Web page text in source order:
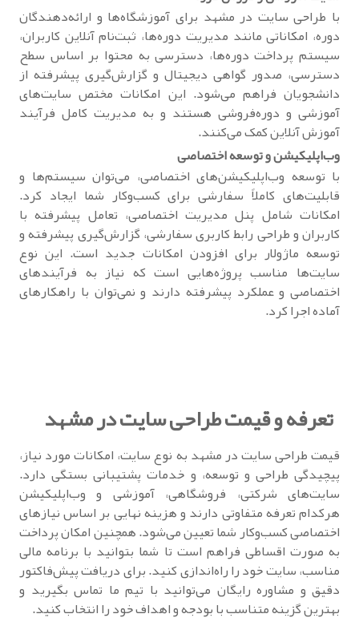
با طراحی سایت در مشهد برای آموزشگاه‌ها و ارائه‌دهندگان
دوره، امکاناتی مانند مدیریت دوره‌ها، ثبت‌نام آنلاین کاربران،
سیستم پرداخت دوره‌ها، دسترسی به محتوا بر اساس سطح
دسترسی، صدور گواهی دیجیتال و گزارش‌گیری پیشرفته از
دانشجویان فراهم می‌شود. این امکانات مختص سایت‌های
آموزشی و دوره‌فروشی هستند و به مدیریت کامل فرآیند
آموزش آنلاین کمک می‌کنند.
وب‌اپلیکیشن و توسعه اختصاصی
با توسعه وب‌اپلیکیشن‌های اختصاصی، می‌توان سیستم‌ها و
قابلیت‌های کاملاً سفارشی برای کسب‌وکار شما ایجاد کرد.
امکانات شامل پنل مدیریت اختصاصی، تعامل پیشرفته با
کاربران و طراحی رابط کاربری سفارشی، گزارش‌گیری پیشرفته و
توسعه ماژولار برای افزودن امکانات جدید است. این نوع
سایت‌ها مناسب پروژه‌هایی است که نیاز به فرآیندهای
اختصاصی و عملکرد پیشرفته دارند و نمی‌توان با راهکارهای
آماده اجرا کرد.
تعرفه و قیمت طراحی سایت در مشهد
قیمت طراحی سایت در مشهد به نوع سایت، امکانات مورد نیاز،
پیچیدگی طراحی و توسعه، و خدمات پشتیبانی بستگی دارد.
سایت‌های شرکتی، فروشگاهی، آموزشی و وب‌اپلیکیشن
هرکدام تعرفه متفاوتی دارند و هزینه نهایی بر اساس نیازهای
اختصاصی کسب‌وکار شما تعیین می‌شود. همچنین امکان پرداخت
به صورت اقساطی فراهم است تا شما بتوانید با برنامه مالی
مناسب، سایت خود را راه‌اندازی کنید. برای دریافت پیش‌فاکتور
دقیق و مشاوره رایگان می‌توانید با تیم ما تماس بگیرید و
بهترین گزینه متناسب با بودجه و اهداف خود را انتخاب کنید.